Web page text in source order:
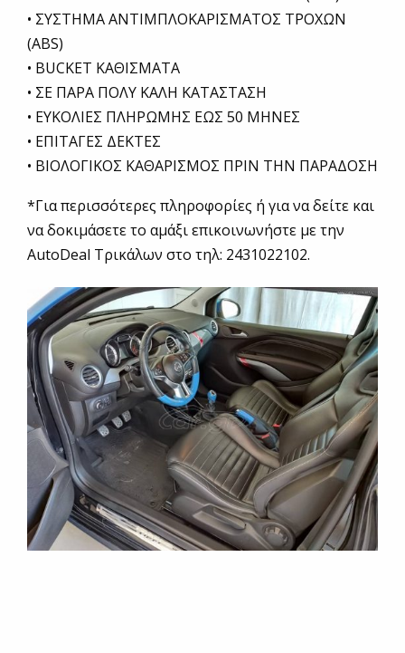
• ΣΥΣΤΗΜΑ ΑΝΤΙΜΠΛΟΚΑΡΙΣΜΑΤΟΣ ΤΡΟΧΩΝ
(ABS)
• BUCKET ΚΑΘΙΣΜΑΤΑ
• ΣΕ ΠΑΡΑ ΠΟΛΥ ΚΑΛΗ ΚΑΤΑΣΤΑΣΗ
• EYKOΛΙΕΣ ΠΛΗΡΩΜΗΣ ΕΩΣ 50 ΜΗΝΕΣ
• ΕΠΙΤΑΓΕΣ ΔΕΚΤΕΣ
• ΒΙΟΛΟΓΙΚΟΣ ΚΑΘΑΡΙΣΜΟΣ ΠΡΙΝ ΤΗΝ ΠΑΡΑΔΟΣΗ
*Για περισσότερες πληροφορίες ή για να δείτε και
να δοκιμάσετε το αμάξι επικοινωνήστε με την
AutoDeal Τρικάλων στο τηλ: 2431022102.